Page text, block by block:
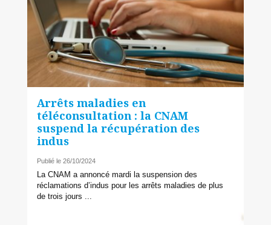
Arrêts maladies en
téléconsultation : la CNAM
suspend la récupération des
indus
Publié le 26/10/2024
La CNAM a annoncé mardi la suspension des
réclamations d’indus pour les arrêts maladies de plus
de trois jours ...